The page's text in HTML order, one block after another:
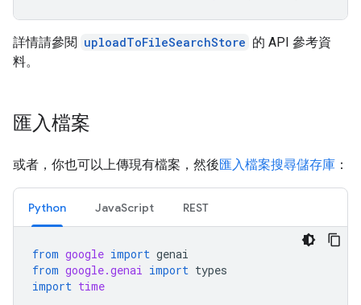
詳情請參閱 uploadToFileSearchStore 的 API 參考資
料。
匯入檔案
或者，你也可以上傳現有檔案，然後匯入檔案搜尋儲存庫 ：
Python JavaScript REST
from google import genai
from google.genai import types
import time